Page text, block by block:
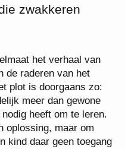
zwakkeren
het verhaal van
de raderen van het
plot is doorgaans zo:
meer dan gewone
heeft om te leren.
oplossing, maar om
kind daar geen toegang